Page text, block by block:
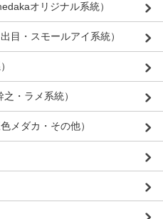
オリジナル系統）
目・スモールアイ系統）
・ラメ系統）
メダカ・その他）